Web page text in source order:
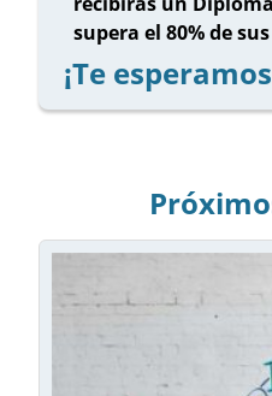
supera el 80% de
¡Te